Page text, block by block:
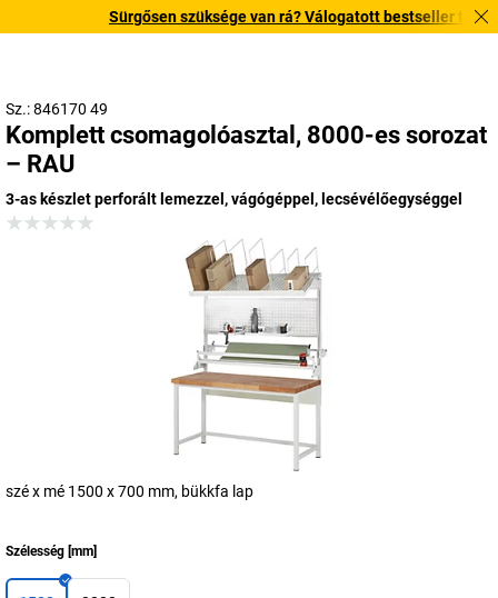
Sürgősen szüksége van rá? Válogatott bestseller
Sz.: 846170 49
Komplett csomagolóasztal, 8000-es sorozat
– RAU
3-as készlet perforált lemezzel, vágógéppel, lecsévélőegységgel
szé x mé 1500 x 700 mm, bükkfa lap
Szélesség [mm]